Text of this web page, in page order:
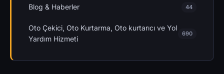
Blog & Haberler 44
Oto Çekici, Oto Kurtarma, Oto kurtarıcı ve Yol
Yardım Hizmeti
690